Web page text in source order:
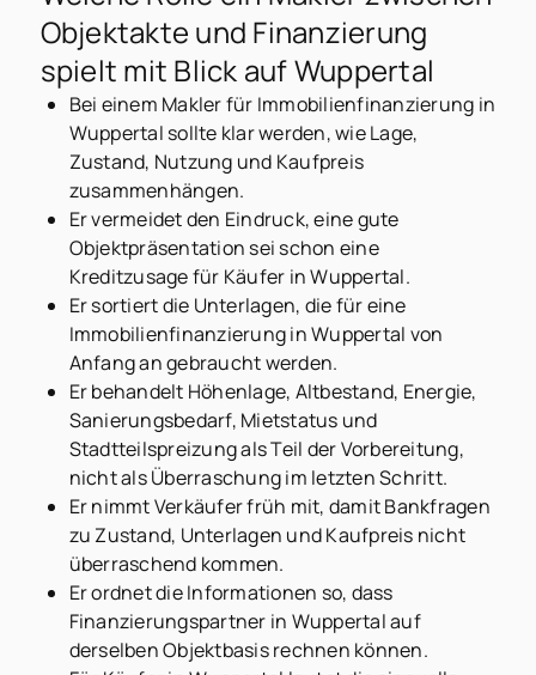
Objektakte und Finanzierung
spielt mit Blick auf Wuppertal
Bei einem Makler für Immobilienfinanzierung in
Wuppertal sollte klar werden, wie Lage,
Zustand, Nutzung und Kaufpreis
zusammenhängen.
Er vermeidet den Eindruck, eine gute
Objektpräsentation sei schon eine
Kreditzusage für Käufer in Wuppertal.
Er sortiert die Unterlagen, die für eine
Immobilienfinanzierung in Wuppertal von
Anfang an gebraucht werden.
Er behandelt Höhenlage, Altbestand, Energie,
Sanierungsbedarf, Mietstatus und
Stadtteilspreizung als Teil der Vorbereitung,
nicht als Überraschung im letzten Schritt.
Er nimmt Verkäufer früh mit, damit Bankfragen
zu Zustand, Unterlagen und Kaufpreis nicht
überraschend kommen.
Er ordnet die Informationen so, dass
Finanzierungspartner in Wuppertal auf
derselben Objektbasis rechnen können.